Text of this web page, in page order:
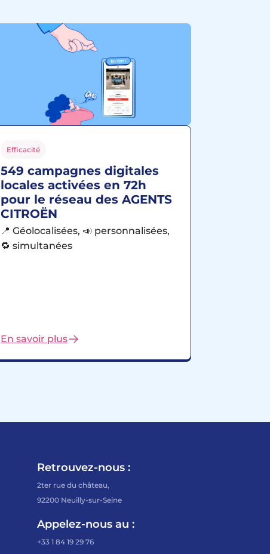
Efficacité
549 campagnes digitales
locales activées en 72h
pour le réseau des AGENTS
CITROËN
📍 Géolocalisées, 📣 personnalisées,
🔁 simultanées
En savoir plus
Retrouvez-nous :
2ter rue du château,
92200 Neuilly-sur-Seine
Appelez-nous au :
+33 1 84 19 29 76